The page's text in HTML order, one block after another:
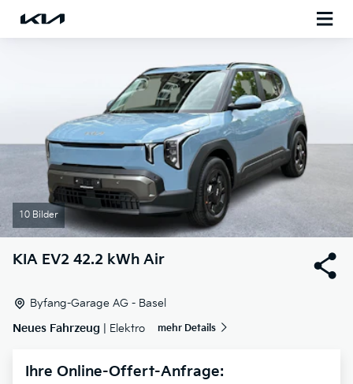
10 Bilder
KIA EV2 42.2 kWh Air
Byfang-Garage AG - Basel
Neues Fahrzeug | Elektro mehr Details
Ihre Online-Offert-Anfrage: